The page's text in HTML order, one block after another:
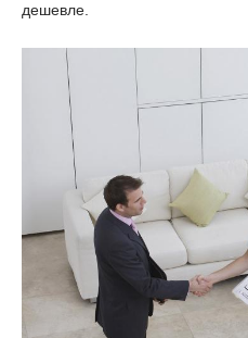
дешевле.